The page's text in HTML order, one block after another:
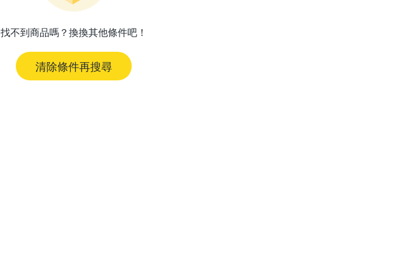
找不到商品嗎？換換其他條件吧！
清除條件再搜尋